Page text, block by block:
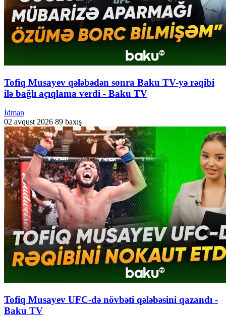
Tofiq Musayev qələbədən sonra Baku TV-yə rəqibi
ilə bağlı açıqlama verdi - Baku TV
İdman
02 avqust 2026 89 baxış
Tofiq Musayev UFC-də növbəti qələbəsini qazandı -
Baku TV